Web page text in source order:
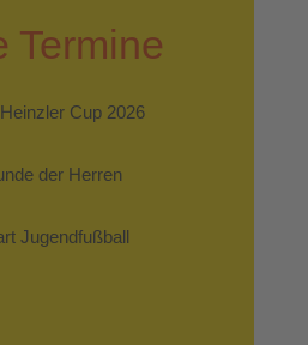
Termine
Cup 2026
der Herren
Jugendfußball